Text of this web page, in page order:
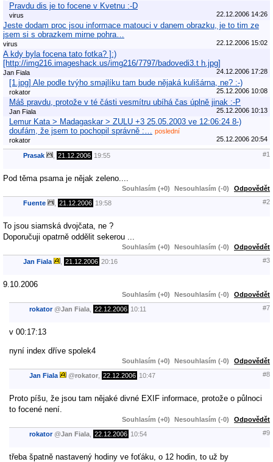
Pravdu dis je to focene v Kvetnu :-D
virus 22.12.2006 14:26
Jeste dodam proc jsou informace matouci v danem obrazku, je to tim ze
jsem si s obrazkem mirne pohra…
virus 22.12.2006 15:02
A kdy byla focena tato fotka? ]:)
[http://img216.imageshack.us/img216/7797/badovedi3.t h.jpg]
Jan Fiala 24.12.2006 17:28
[1.jpg] Ale podle tvýho smajlíku tam bude nějaká kulišárna, ne? :-)
rokator 25.12.2006 10:08
Máš pravdu, protože v té části vesmítru ubíhá čas úplně jinak :-P
Jan Fiala 25.12.2006 10:13
Lemur Kata > Madagaskar > ZULU +3 25.05.2003 ve 12:06:24 8-)
doufám, že jsem to pochopil správně :…
poslední
rokator
25.12.2006 20:54
Prasak 21.12.2006 19:55 #1
Pod těma psama je nějak zeleno....
Souhlasím (+0) Nesouhlasím (-0) Odpovědět
Fuente 21.12.2006 19:58 #2
To jsou siamská dvojčata, ne ?
Doporučuji opatrně oddělit sekerou ...
Souhlasím (+0) Nesouhlasím (-0) Odpovědět
Jan Fiala 21.12.2006 20:16 #3
9.10.2006
Souhlasím (+0) Nesouhlasím (-0) Odpovědět
rokator @Jan Fiala 22.12.2006 10:11 #7
v 00:17:13
nyní index dříve spolek4
Souhlasím (+0) Nesouhlasím (-0) Odpovědět
Jan Fiala @rokator 22.12.2006 10:47 #8
Proto píšu, že jsou tam nějaké divné EXIF informace, protože o půlnoci
to focené není.
Souhlasím (+0) Nesouhlasím (-0) Odpovědět
rokator @Jan Fiala 22.12.2006 10:54 #9
třeba špatně nastavený hodiny ve foťáku, o 12 hodin, to už by